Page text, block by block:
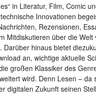
in Literatur, Film, Comic
Innovationen
Rezensionen,
Mitdiskutieren über die
Darüber hinaus bietet
an, wichtige aktuelle
großen Klassiker des
wird. Denn Lesen – da
digitalen Zukunft seinen